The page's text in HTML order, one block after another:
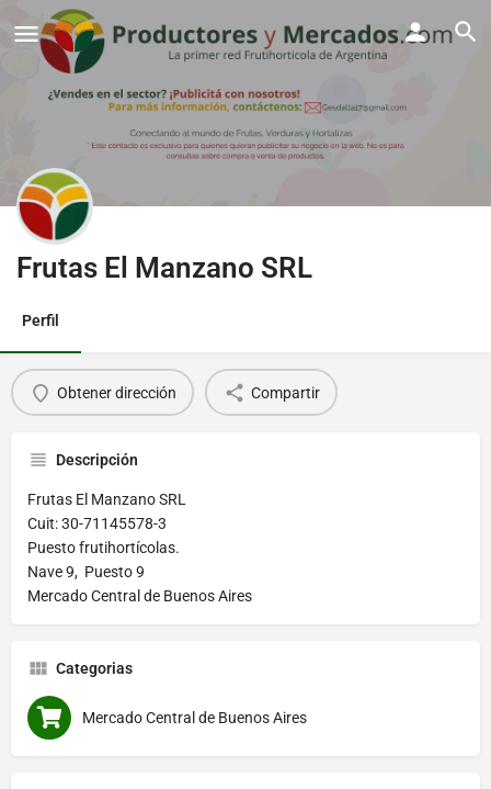
Frutas El Manzano SRL
Perfil
Obtener dirección Compartir
Descripción
Frutas El Manzano SRL
Cuit: 30-71145578-3
Puesto frutihortícolas.
Nave 9, Puesto 9
Mercado Central de Buenos Aires
Categorias
Mercado Central de Buenos Aires